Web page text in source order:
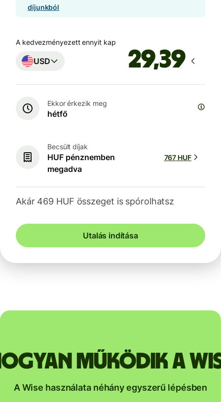
díjunkból
A kedvezményezett ennyit kap
USD
Ekkor érkezik meg
hétfő
Becsült díjak
HUF pénznemben
megadva
767 HUF
Akár 469 HUF összeget is spórolhatsz
Utalás indítása
működik a
A Wise használata néhány egyszerű lépésben